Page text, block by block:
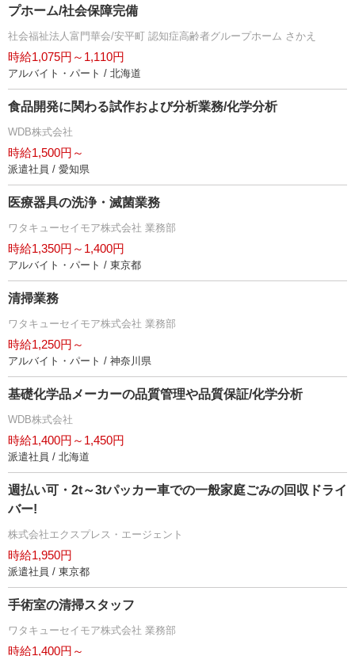
プホーム/社会保障完備
社会福祉法人富門華会/安平町 認知症高齢者グループホーム さかえ
時給1,075円～1,110円
アルバイト・パート / 北海道
食品開発に関わる試作および分析業務/化学分析
WDB株式会社
時給1,500円～
派遣社員 / 愛知県
医療器具の洗浄・滅菌業務
ワタキューセイモア株式会社 業務部
時給1,350円～1,400円
アルバイト・パート / 東京都
清掃業務
ワタキューセイモア株式会社 業務部
時給1,250円～
アルバイト・パート / 神奈川県
基礎化学品メーカーの品質管理や品質保証/化学分析
WDB株式会社
時給1,400円～1,450円
派遣社員 / 北海道
週払い可・2t～3tパッカー車での一般家庭ごみの回収ドライ
バー!
株式会社エクスプレス・エージェント
時給1,950円
派遣社員 / 東京都
手術室の清掃スタッフ
ワタキューセイモア株式会社 業務部
時給1,400円～